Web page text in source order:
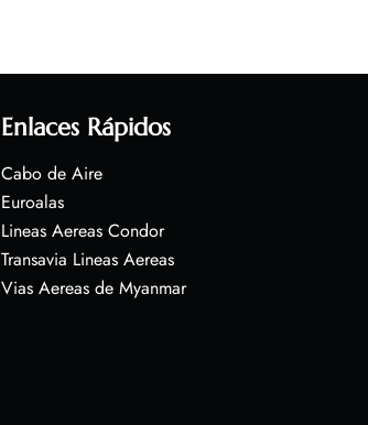
Enlaces Rápidos
Cabo de Aire
Euroalas
Lineas Aereas Condor
Transavia Lineas Aereas
Vias Aereas de Myanmar